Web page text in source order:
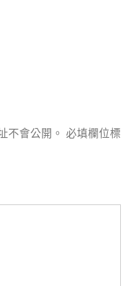
不會公開。 必填欄位標